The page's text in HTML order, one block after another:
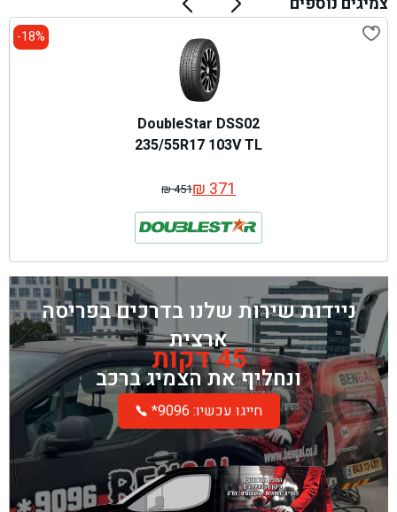
18%-
DoubleStar DSS02
235/55R17 103V TL
₪451
המחיר
המקורי
היה:
₪ 451.
₪371 המחיר
הנוכחי
הוא:
₪ 371.
ניידות שירות שלנו בדרכים בפריסה
ארצית
45 דקות
ונחליף את הצמיג ברכב
*חייגו עכשיו: 9096